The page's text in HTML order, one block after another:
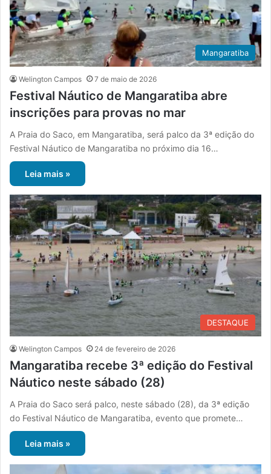
Mangaratiba
Welington Campos 7 de maio de 2026
Festival Náutico de Mangaratiba abre
inscrições para provas no mar
A Praia do Saco, em Mangaratiba, será palco da 3ª edição do
Festival Náutico de Mangaratiba no próximo dia 16…
Leia mais »
DESTAQUE
Welington Campos 24 de fevereiro de 2026
Mangaratiba recebe 3ª edição do Festival
Náutico neste sábado (28)
A Praia do Saco será palco, neste sábado (28), da 3ª edição
do Festival Náutico de Mangaratiba, evento que promete…
Leia mais »